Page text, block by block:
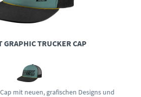
GRAPHIC TRUCKER CAP
mit neuen, grafischen Designs und